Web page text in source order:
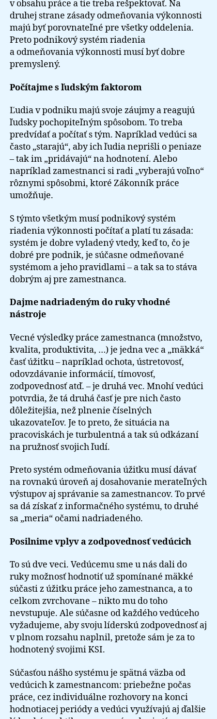
v obsahu práce a tie treba rešpektovať. Na
druhej strane zásady odmeňovania výkonnosti
majú byť porovnateľné pre všetky oddelenia.
Preto podnikový systém riadenia
a odmeňovania výkonnosti musí byť dobre
premyslený.
Počítajme s ľudským faktorom
Ľudia v podniku majú svoje záujmy a reagujú
ľudsky pochopiteľným spôsobom. To treba
predvídať a počítať s tým. Napríklad vedúci sa
často „starajú“, aby ich ľudia neprišli o peniaze
– tak im „pridávajú“ na hodnotení. Alebo
napríklad zamestnanci si radi „vyberajú voľno“
rôznymi spôsobmi, ktoré Zákonník práce
umožňuje.
S týmto všetkým musí podnikový systém
riadenia výkonnosti počítať a platí tu zásada:
systém je dobre vyladený vtedy, keď to, čo je
dobré pre podnik, je súčasne odmeňované
systémom a jeho pravidlami – a tak sa to stáva
dobrým aj pre zamestnanca.
Dajme nadriadeným do ruky vhodné
nástroje
Vecné výsledky práce zamestnanca (množstvo,
kvalita, produktivita, …) je jedna vec a „mäkká“
časť úžitku – napríklad ochota, ústretovosť,
odovzdávanie informácií, tímovosť,
zodpovednosť atď. – je druhá vec. Mnohí vedúci
potvrdia, že tá druhá časť je pre nich často
dôležitejšia, než plnenie číselných
ukazovateľov. Je to preto, že situácia na
pracoviskách je turbulentná a tak sú odkázaní
na pružnosť svojich ľudí.
Preto systém odmeňovania úžitku musí dávať
na rovnakú úroveň aj dosahovanie merateľných
výstupov aj správanie sa zamestnancov. To prvé
sa dá získať z informačného systému, to druhé
sa „meria“ očami nadriadeného.
Posilnime vplyv a zodpovednosť vedúcich
To sú dve veci. Vedúcemu sme u nás dali do
ruky možnosť hodnotiť už spomínané mäkké
súčasti z úžitku práce jeho zamestnanca, a to
celkom zvrchovane – nikto mu do toho
nevstupuje. Ale súčasne od každého vedúceho
vyžadujeme, aby svoju líderskú zodpovednosť aj
v plnom rozsahu naplnil, pretože sám je za to
hodnotený svojimi KSI.
Súčasťou nášho systému je spätná väzba od
vedúcich k zamestnancom: priebežne počas
práce, cez individuálne rozhovory na konci
hodnotiacej periódy a vedúci využívajú aj ďalšie